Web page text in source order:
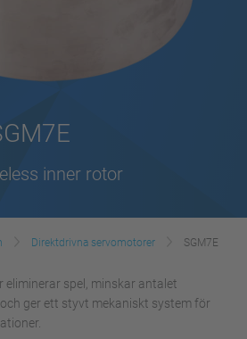
inner rotor
Direktdrivna servomotorer SGM7E
spel, minskar antalet
ger ett styvt mekaniskt system för